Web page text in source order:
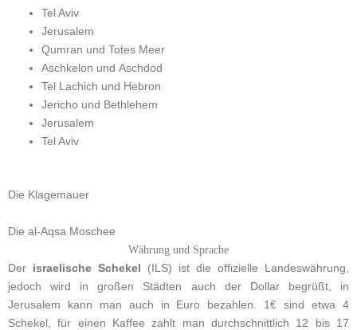
Tel Aviv
Jerusalem
Qumran und Totes Meer
Aschkelon und Aschdod
Tel Lachich und Hebron
Jericho und Bethlehem
Jerusalem
Tel Aviv
Die Klagemauer
Die al-Aqsa Moschee
Währung und Sprache
Der israelische Schekel (ILS) ist die offizielle Landeswährung,
jedoch wird in großen Städten auch der Dollar begrüßt, in
Jerusalem kann man auch in Euro bezahlen. 1€ sind etwa 4
Schekel, für einen Kaffee zahlt man durchschnittlich 12 bis 17